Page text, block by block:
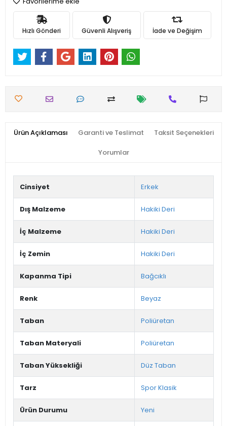
Hızlı Gönderi Güvenli Alışveriş İade ve Değişim
Ürün Açıklaması Garanti ve Teslimat Taksit Seçenekleri
Yorumlar
Cinsiyet Erkek
Dış Malzeme Hakiki Deri
İç Malzeme Hakiki Deri
İç Zemin Hakiki Deri
Kapanma Tipi Bağcıklı
Renk Beyaz
Taban Poliüretan
Taban Materyali Poliüretan
Taban Yüksekliği Düz Taban
Tarz Spor Klasik
Ürün Durumu Yeni